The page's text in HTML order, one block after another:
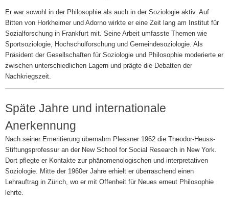
Er war sowohl in der Philosophie als auch in der Soziologie aktiv. Auf
Bitten von Horkheimer und Adorno wirkte er eine Zeit lang am Institut für
Sozialforschung in Frankfurt mit. Seine Arbeit umfasste Themen wie
Sportsoziologie, Hochschulforschung und Gemeindesoziologie. Als
Präsident der Gesellschaften für Soziologie und Philosophie moderierte er
zwischen unterschiedlichen Lagern und prägte die Debatten der
Nachkriegszeit.
Späte Jahre und internationale
Anerkennung
Nach seiner Emeritierung übernahm Plessner 1962 die Theodor-Heuss-
Stiftungsprofessur an der New School for Social Research in New York.
Dort pflegte er Kontakte zur phänomenologischen und interpretativen
Soziologie. Mitte der 1960er Jahre erhielt er überraschend einen
Lehrauftrag in Zürich, wo er mit Offenheit für Neues erneut Philosophie
lehrte.